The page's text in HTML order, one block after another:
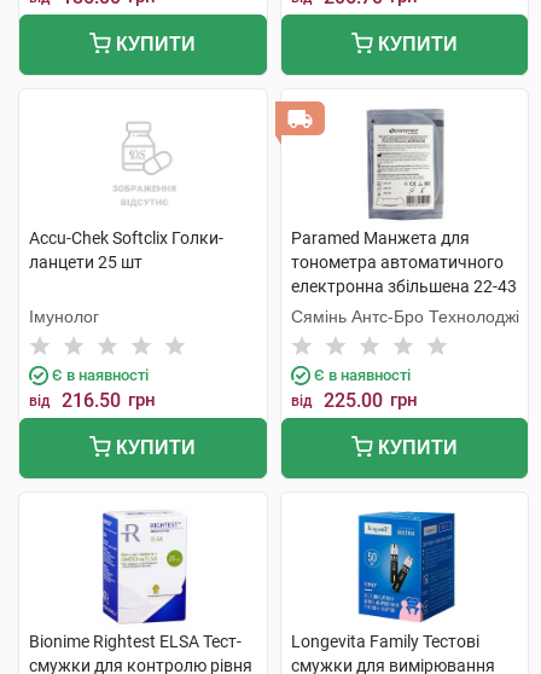
КУПИТИ КУПИТИ
Accu-Chek Softclix Голки-
ланцети 25 шт
Імунолог
Є в наявності
від 216.50 грн
КУПИТИ
Paramed Манжета для
тонометра автоматичного
електронна збільшена 22-43
см 1 шт
Сямінь Антс-Бро Технолоджі
Є в наявності
від 225.00 грн
КУПИТИ
Bionime Rightest ELSA Тест-
смужки для контролю рівня
Longevita Family Тестові
смужки для вимірювання